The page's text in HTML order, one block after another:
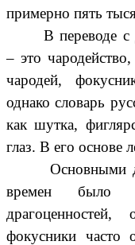
примерно пять
В переводе с
– это
чародей,
однако словарь
как шутка,
глаз. В его основе
Основными
времен было
драгоценностей,
фокусники часто